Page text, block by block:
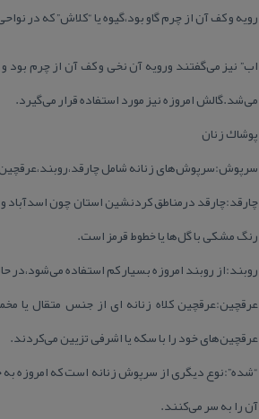
رویه و كف آن از چرم گاو بود،گیوه یا “كلاش” كه در
اب” نیز می‌گفتند ورویه آن نخی و كف آن از چرم
می‌شد.گالش امروزه نیز مورد استفاده قرار می‌گیرد.
پوشاك زنان
سرپوش:سرپوش‌های زنانه شامل چارقد،روبند،عرقچین
چارقد:چارقد درمناطق كردنشین استان چون اسدآباد
رنگ مشكی با گل‌ها یا خطوط قرمز است.
روبند:از روبند امروزه بسیار كم استفاده
عرقچین:عرقچین كلاه زنانه ای از جنس متقال یا
عرقچین‌های خود را با سكه یا اشرفی تزیین می‌كردند.
“شده”:نوع دیگری از سرپوش زنانه است كه امروزه
آن را به سر می‌كنند.